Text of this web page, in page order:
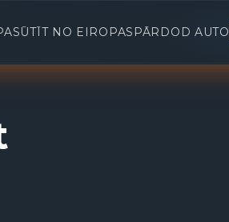
NO EIROPAS PĀRDOD AUTO